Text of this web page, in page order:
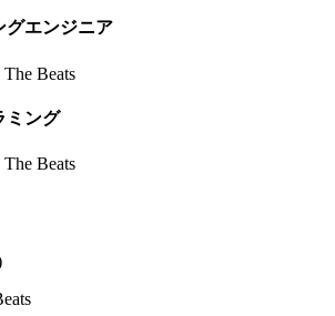
グエンジニア
Beats
ミング
Beats